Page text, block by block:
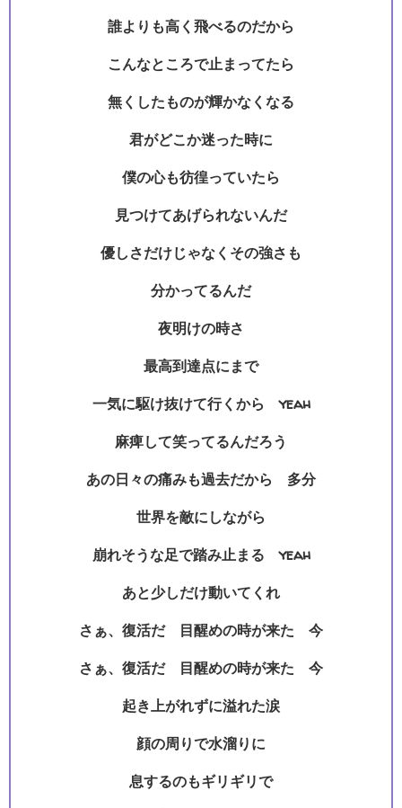
誰よりも高く飛べるのだから
こんなところで止まってたら
無くしたものが輝かなくなる
君がどこか迷った時に
僕の心も彷徨っていたら
見つけてあげられないんだ
優しさだけじゃなくその強さも
分かってるんだ
夜明けの時さ
最高到達点にまで
一気に駆け抜けて行くから yeah
麻痺して笑ってるんだろう
あの日々の痛みも過去だから 多分
世界を敵にしながら
崩れそうな足で踏み止まる yeah
あと少しだけ動いてくれ
さぁ、復活だ 目醒めの時が来た 今
さぁ、復活だ 目醒めの時が来た 今
起き上がれずに溢れた涙
顔の周りで水溜りに
息するのもギリギリで